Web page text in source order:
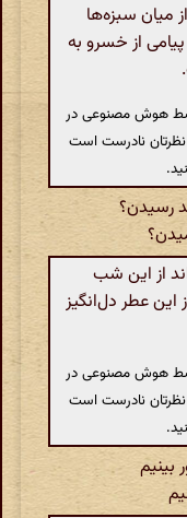
سبزه‌ها
از خسرو به
هوش مصنوعی در
نظرتان نادرست است
رسیدن؟
از این شب
عطر دل‌انگیز
هوش مصنوعی در
نظرتان نادرست است
بینیم